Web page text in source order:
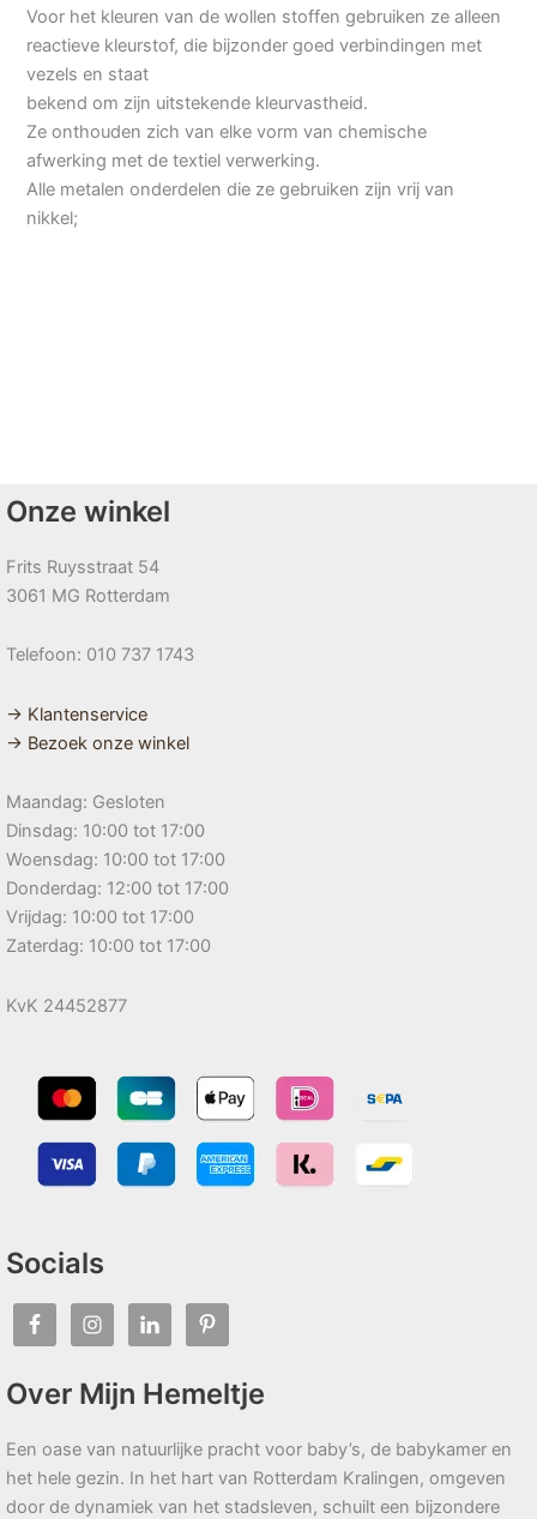
Voor het kleuren van de wollen stoffen gebruiken ze alleen
reactieve kleurstof, die bijzonder goed verbindingen met
vezels en staat
bekend om zijn uitstekende kleurvastheid.
Ze onthouden zich van elke vorm van chemische
afwerking met de textiel verwerking.
Alle metalen onderdelen die ze gebruiken zijn vrij van
nikkel;
Onze winkel
Frits Ruysstraat 54
3061 MG Rotterdam
Telefoon: 010 737 1743
→ Klantenservice
→ Bezoek onze winkel
Maandag: Gesloten
Dinsdag: 10:00 tot 17:00
Woensdag: 10:00 tot 17:00
Donderdag: 12:00 tot 17:00
Vrijdag: 10:00 tot 17:00
Zaterdag: 10:00 tot 17:00
KvK 24452877
Socials
Over Mijn Hemeltje
Een oase van natuurlijke pracht voor baby’s, de babykamer en
het hele gezin. In het hart van Rotterdam Kralingen, omgeven
door de dynamiek van het stadsleven, schuilt een bijzondere